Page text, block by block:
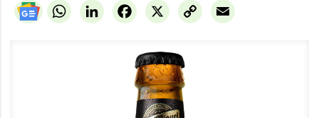
WhatsAppLinkedIn X
Facebook
Copy
Link
Email